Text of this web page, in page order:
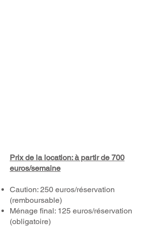
Prix de la location: à partir de 700
euros/semaine
Caution: 250 euros/réservation
(remboursable)
Ménage final: 125 euros/réservation
(obligatoire)